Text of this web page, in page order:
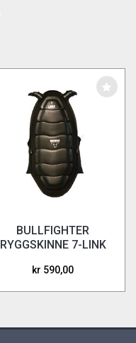
BULLFIGHTER
RYGGSKINNE 7-LINK
kr 590,00